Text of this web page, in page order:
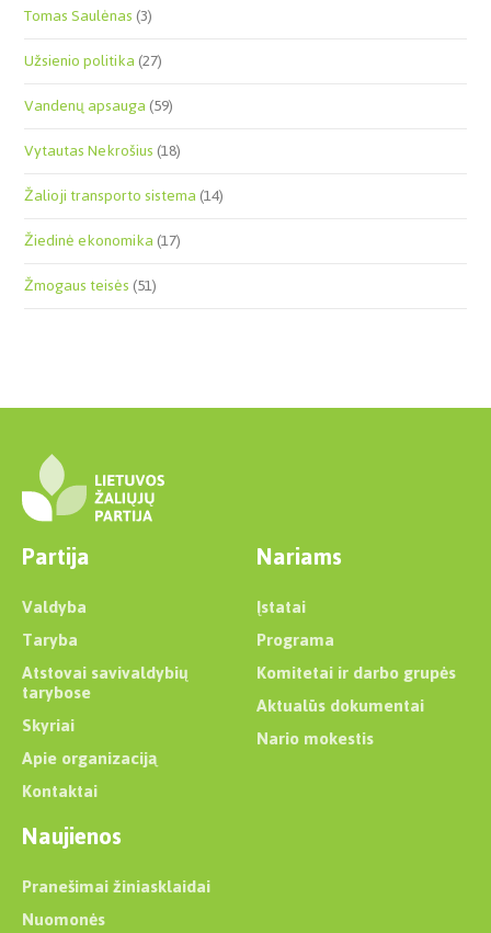
Tomas Saulėnas(3)
Užsienio politika(27)
Vandenų apsauga(59)
Vytautas Nekrošius(18)
Žalioji transporto sistema(14)
Žiedinė ekonomika(17)
Žmogaus teisės(51)
Partija
Valdyba
Taryba
Atstovai savivaldybių
tarybose
Skyriai
Apie organizaciją
Kontaktai
Nariams
Įstatai
Programa
Komitetai ir darbo grupės
Aktualūs dokumentai
Nario mokestis
Naujienos
Pranešimai žiniasklaidai
Nuomonės